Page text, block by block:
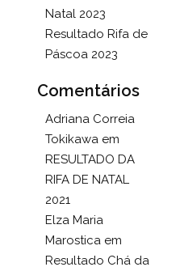
Natal 2023
Resultado Rifa de
Páscoa 2023
Comentários
Adriana Correia
Tokikawaem
RESULTADO DA
RIFA DE NATAL
2021
Elza Maria
Marosticaem
Resultado Chá da